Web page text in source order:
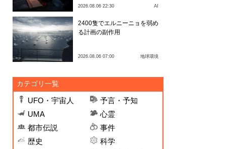
2026.08.06 22:30 AI
2400隻でエルニーニョを弱め
る計画の副作用
2026.08.06 07:00 地球環境
カテゴリ一覧
UFO・宇宙人
予言・予知
UMA
心霊
都市伝説
事件
歴史
科学